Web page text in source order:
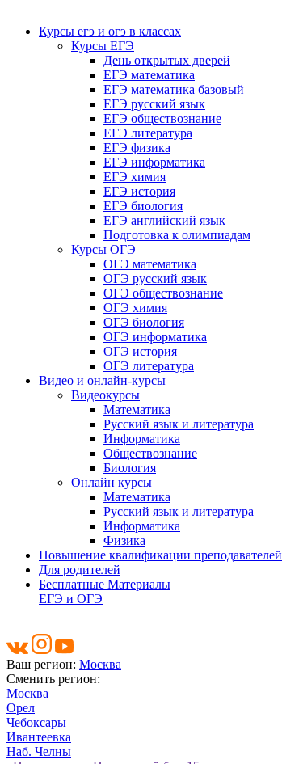
Курсы егэ и огэ в классах
Курсы ЕГЭ
День открытых дверей
ЕГЭ математика
ЕГЭ математика базовый
ЕГЭ русский язык
ЕГЭ обществознание
ЕГЭ литература
ЕГЭ физика
ЕГЭ информатика
ЕГЭ химия
ЕГЭ история
ЕГЭ биология
ЕГЭ английский язык
Подготовка к олимпиадам
Курсы ОГЭ
ОГЭ математика
ОГЭ русский язык
ОГЭ обществознание
ОГЭ химия
ОГЭ биология
ОГЭ информатика
ОГЭ история
ОГЭ литература
Видео и онлайн-курсы
Видеокурсы
Математика
Русский язык и литература
Информатика
Обществознание
Биология
Онлайн курсы
Математика
Русский язык и литература
Информатика
Физика
Повышение квалификации преподавателей
Для родителей
Бесплатные Материалы
ЕГЭ и ОГЭ
Ваш регион: Москва
Сменить регион:
Москва
Орел
Чебоксары
Ивантеевка
Наб. Челны